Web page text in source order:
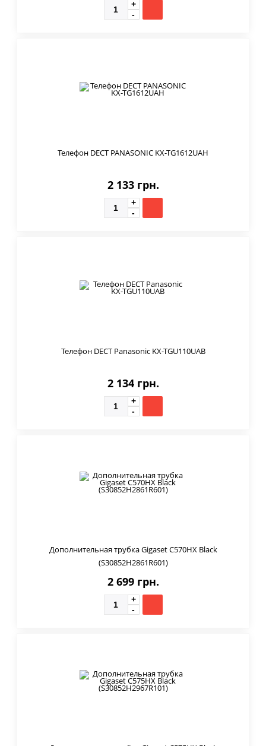
Телефон DECT PANASONIC KX-TG1612UAH
2 133 грн.
Телефон DECT Panasonic KX-TGU110UAB
2 134 грн.
Дополнительная трубка Gigaset C570HX Black
(S30852H2861R601)
2 699 грн.